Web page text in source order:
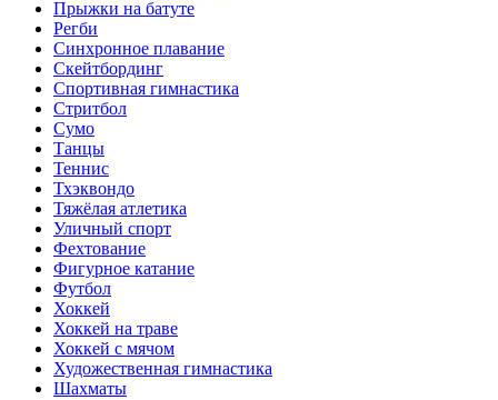
Прыжки на батуте
Регби
Синхронное плавание
Скейтбординг
Спортивная гимнастика
Стритбол
Сумо
Танцы
Теннис
Тхэквондо
Тяжёлая атлетика
Уличный спорт
Фехтование
Фигурное катание
Футбол
Хоккей
Хоккей на траве
Хоккей с мячом
Художественная гимнастика
Шахматы